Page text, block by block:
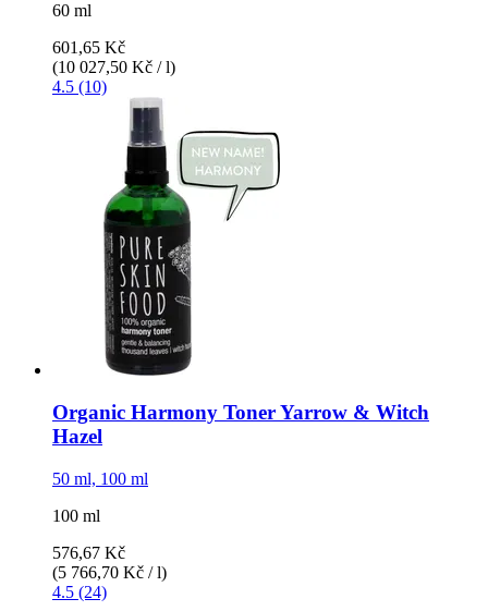
60 ml
601,65 Kč
(10 027,50 Kč / l)
4.5 (10)
Organic Harmony Toner Yarrow & Witch
Hazel
50 ml, 100 ml
100 ml
576,67 Kč
(5 766,70 Kč / l)
4.5 (24)